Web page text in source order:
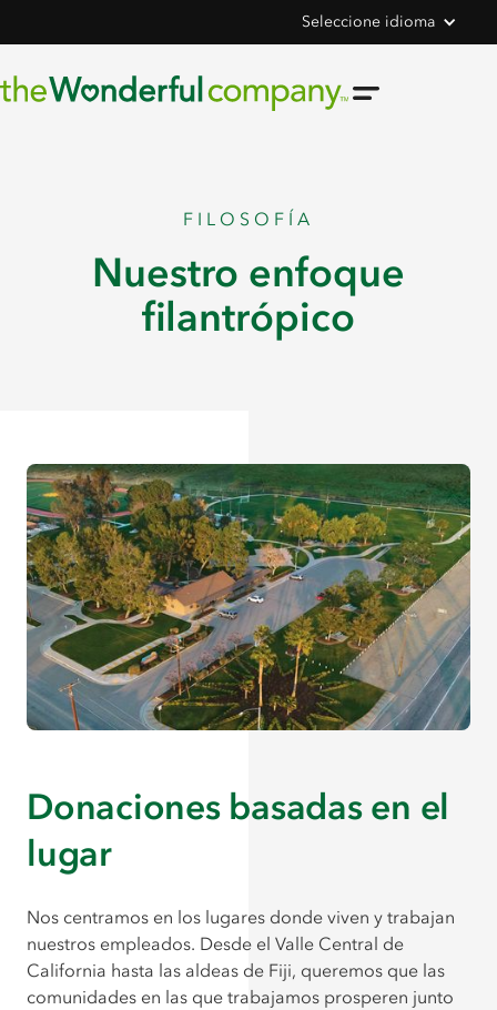
Seleccione idioma
FILOSOFÍA
Nuestro enfoque
filantrópico
Donaciones basadas en el
lugar
Nos centramos en los lugares donde viven y trabajan
nuestros empleados. Desde el Valle Central de
California hasta las aldeas de Fiji, queremos que las
comunidades en las que trabajamos prosperen junto